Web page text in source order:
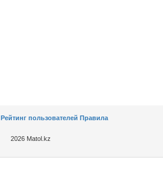
Рейтинг пользователей Правила
2026 Matol.kz